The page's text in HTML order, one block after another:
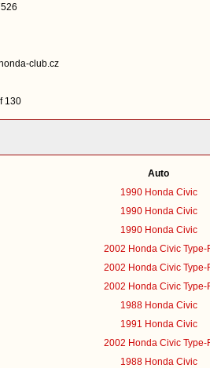
club.cz
130
Auto
1990 Honda Civic
1990 Honda Civic
1990 Honda Civic
2002 Honda Civic Type-
2002 Honda Civic Type-
2002 Honda Civic Type-
1988 Honda Civic
1991 Honda Civic
2002 Honda Civic Type-
1988 Honda Civic